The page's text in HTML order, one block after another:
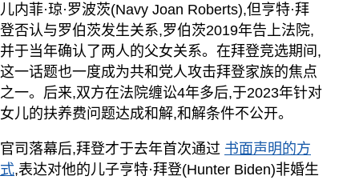
儿内菲·琼·罗波茨(Navy Joan Roberts),但亨特·拜
登否认与罗伯茨发生关系,罗伯茨2019年告上法院,
并于当年确认了两人的父女关系。在拜登竞选期间,
这一话题也一度成为共和党人攻击拜登家族的焦点
之一。后来,双方在法院缠讼4年多后,于2023年针对
女儿的扶养费问题达成和解,和解条件不公开。
官司落幕后,拜登才于去年首次通过 书面声明的方
式,表达对他的儿子亨特·拜登(Hunter Biden)非婚生